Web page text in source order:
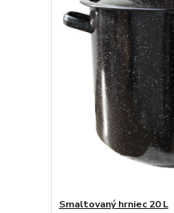
Smaltovaný hrniec 20 L